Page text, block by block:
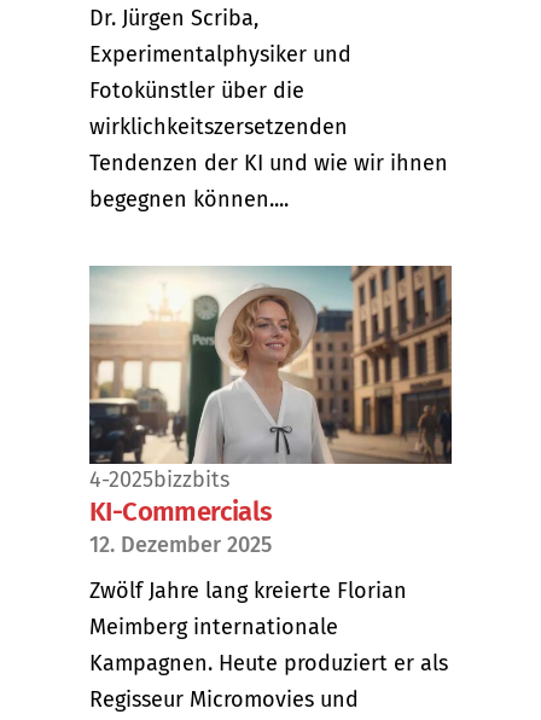
Dr. Jürgen Scriba,
Experimentalphysiker und
Fotokünstler über die
wirklichkeitszersetzenden
Tendenzen der KI und wie wir ihnen
begegnen können....
4-2025bizzbits
KI-Commercials
12. Dezember 2025
Zwölf Jahre lang kreierte Florian
Meimberg internationale
Kampagnen. Heute produziert er als
Regisseur Micromovies und